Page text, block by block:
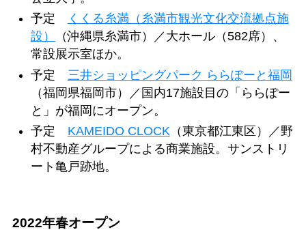
予定
くくる糸満（糸満市観光文化交流拠点施
設）
（沖縄県糸満市）／大ホール（582席）、
常設展示室ほか。
予定 三井ショッピングパーク ららぽーと福岡
（福岡県福岡市）／国内17施設目の「ららぽー
と」が福岡にオープン。
予定 KAMEIDO CLOCK（東京都江東区）／野
村不動産グループによる商業施設。サンストリ
ート亀戸跡地。
2022年春オープン